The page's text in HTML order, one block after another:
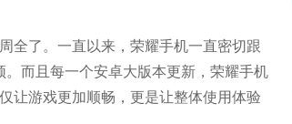
全了。一直以来，荣耀手机一直密切跟
而且每一个安卓大版本更新，荣耀手机
让游戏更加顺畅，更是让整体使用体验